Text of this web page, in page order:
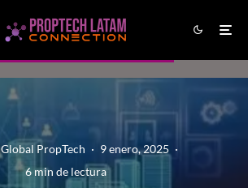
Global PropTech · 9 enero, 2025 ·
6 min de lectura